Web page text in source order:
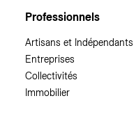
Professionnels
Artisans et Indépendants
Entreprises
Collectivités
Immobilier